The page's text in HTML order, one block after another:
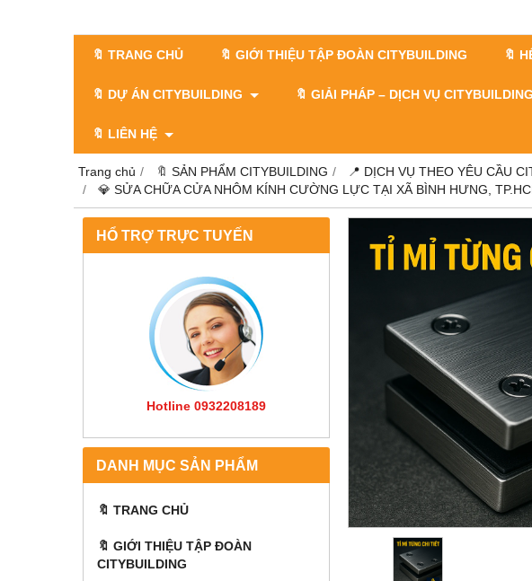
🔖 TRANG CHỦ 🔖 GIỚI THIỆU TẬP ĐOÀN CITYBUILDING 🔖
🔖 DỰ ÁN CITYBUILDING 🔖 GIẢI PHÁP – DỊCH VỤ CITYBUILDING
🔖 LIÊN HỆ
Trang chủ 🔖 SẢN PHẨM CITYBUILDING
📍 DỊCH VỤ THEO YÊU CẦU
💎 SỬA CHỮA CỬA NHÔM KÍNH CƯỜNG LỰC TẠI XÃ BÌNH HƯNG,
HỔ TRỢ TRỰC TUYẾN
Hotline 0932208189
DANH MỤC SẢN PHẨM
🔖 TRANG CHỦ
🔖 GIỚI THIỆU TẬP ĐOÀN
CITYBUILDING